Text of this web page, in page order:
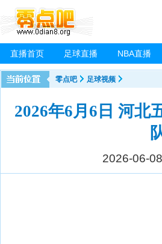
直播首页 足球直播 NBA直播
零点吧 足球视频
2026年6月6日 河北
2026-06-